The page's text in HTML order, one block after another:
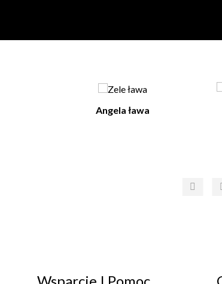
Angela ława